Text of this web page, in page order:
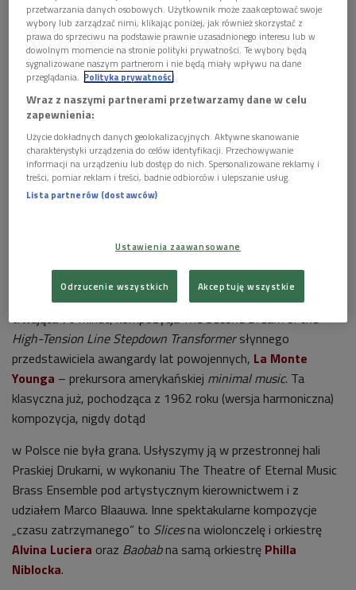
Właśnie tak – niezmienna zmiana. A więc –
DYNAMISTATYKA! Pozostaje się lekko oszołomionym, w
niezdefiniowanym stanie, w niewiedzy, czego właściwie
doświadczamy: ruchu czy spoczynku?
Ta dziwna i tajemnicza sytuacja jest zjawiskiem dla muzyki
immanentnym, ale szczególnie w muzyce współczesnej
dochodzi do głosu jako przedmiot zabiegów kompozytora,
jego świadomej gry z czasem i percepcją słuchacza.
Paradoks dynamistatyki ilustrują utwory składające się na
muzyka „akcji”: pełna różnorodnych form ruchu,
błyskawicznych zmian, gęsta od zdarzeń dźwiękowych.
Do pierwszej kategorii należy przeznaczona na 8 trąbek,
trwająca 70 minut, kompozycjaThe Second Dream of the
High-Tension Line Stepdown Transformersłynnego
przedstawiciela awangardy lat powojennych, La Monte
Younga – prekursora amerykańskiej minimal music. Ta
klasyczna już, pochodząca z 1962 roku (wersja harmoniczna)
kompozycja, nigdy dotąd
w Polsce nie była grana. Usłyszymy ją w przestronnej hali
Praskiej Drukarni, w wykonaniu The Theatre of Eternal Music
Brass Ensemble pod artystycznym kierownictwem i z
udziałem Marco Blaauwa. Inne spektakularne kompozycje
„czasu zatrzymanego” to Slicesna wiolonczelę i orkiestrę
Alvina Luciera oraz Baobabna samą orkiestrę Philla
Niblocka.
przetwarzania danych osobowych. Użytkownik może zaakceptować swoje
wybory lub zarządzać nimi, klikając poniżej, jak również skorzystać z
prawa do sprzeciwu na podstawie prawnie uzasadnionego interesu lub w
dowolnym momencie na stronie polityki prywatności. Te wybory będą
sygnalizowane naszym partnerom i nie będą miały wpływu na dane
przeglądania. Polityka prywatności
Wraz z naszymi partnerami przetwarzamy dane w celu
zapewnienia:
Użycie dokładnych danych geolokalizacyjnych. Aktywne skanowanie
charakterystyki urządzenia do celów identyfikacji. Przechowywanie
informacji na urządzeniu lub dostęp do nich. Spersonalizowane reklamy i
treści, pomiar reklam i treści, badnie odbiorców i ulepszanie usług.
Lista partnerów (dostawców)
Ustawienia zaawansowane
Odrzucenie wszystkich Akceptuję wszystkie